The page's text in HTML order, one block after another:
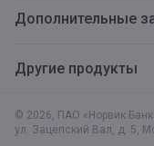
© 2026, ПАО «Норвик
ул. Зацепский Вал, д. 5,
Дополнительные
Другие продукты